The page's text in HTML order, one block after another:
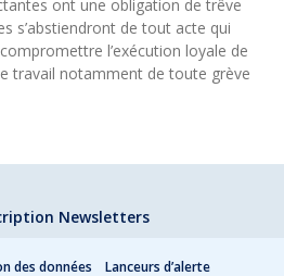
ont une obligation de trêve
s’abstiendront de tout acte qui
l’exécution loyale de
travail notamment de toute grève
Newsletters
des données Lanceurs d’alerte